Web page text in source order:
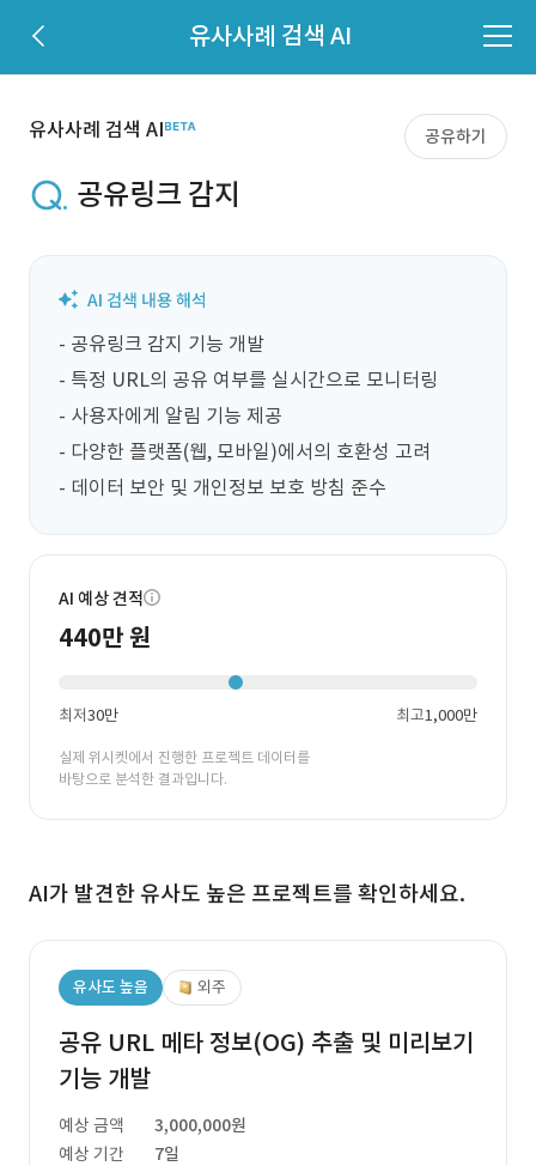
유사사례 검색 AI
유사사례 검색 AI 공유하기
공유링크 감지
- 공유링크 감지 기능 개발
- 특정 URL의 공유 여부를 실시간으로 모니터링
- 사용자에게 알림 기능 제공
- 다양한 플랫폼(웹, 모바일)에서의 호환성 고려
- 데이터 보안 및 개인정보 보호 방침 준수
AI 예상 견적
440만 원
최저30만 최고1,000만
실제 위시켓에서 진행한 프로젝트 데이터를
바탕으로 분석한 결과입니다.
AI가 발견한 유사도 높은 프로젝트를 확인하세요.
유사도 높음 외주
공유 URL 메타 정보(OG) 추출 및 미리보기
기능 개발
예상 금액
3,000,000원
예상 기간
7일